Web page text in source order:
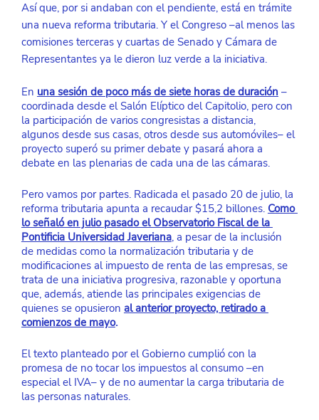
Así que, por si andaban con el pendiente, está en trámite
una nueva reforma tributaria. Y el Congreso –al menos las
comisiones terceras y cuartas de Senado y Cámara de
Representantes ya le dieron luz verde a la iniciativa.
En una sesión de poco más de siete horas de duración –
coordinada desde el Salón Elíptico del Capitolio, pero con
la participación de varios congresistas a distancia,
algunos desde sus casas, otros desde sus automóviles– el
proyecto superó su primer debate y pasará ahora a
debate en las plenarias de cada una de las cámaras.
Pero vamos por partes. Radicada el pasado 20 de julio, la
reforma tributaria apunta a recaudar $15,2 billones. Como
lo señaló en julio pasado el Observatorio Fiscal de la
Pontificia Universidad Javeriana, a pesar de la inclusión
de medidas como la normalización tributaria y de
modificaciones al impuesto de renta de las empresas, se
trata de una iniciativa progresiva, razonable y oportuna
que, además, atiende las principales exigencias de
quienes se opusieron al anterior proyecto, retirado a
comienzos de mayo.
El texto planteado por el Gobierno cumplió con la
promesa de no tocar los impuestos al consumo –en
especial el IVA– y de no aumentar la carga tributaria de
las personas naturales.